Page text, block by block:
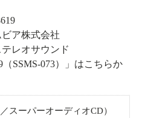
ア株式会社
レオサウンド
SSMS-073）」はこちらか
スーパーオーディオCD）